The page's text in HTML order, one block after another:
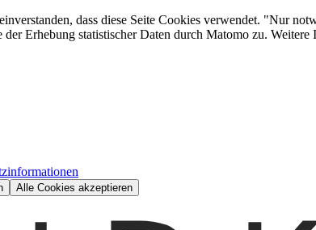
dass diese Seite Cookies verwendet. "Nur
Erhebung statistischer Daten durch Matomo zu.
Alle Cookies akzeptieren